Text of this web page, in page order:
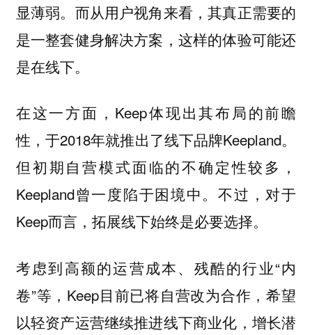
显薄弱。而从用户视角来看，其真正需要的
是一整套健身解决方案，这样的体验可能还
是在线下。
在这一方面，Keep体现出其布局的前瞻
性，于2018年就推出了线下品牌Keepland。
但初期自营模式面临的不确定性较多，
Keepland曾一度陷于困境中。不过，对于
Keep而言，拓展线下始终是必要选择。
考虑到高额的运营成本、残酷的行业“内
卷”等，Keep目前已将自营改为合作，希望
以轻资产运营继续推进线下商业化，增长潜